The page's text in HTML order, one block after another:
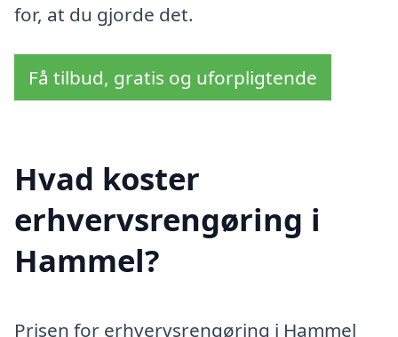
for, at du gjorde det.
Få tilbud, gratis og uforpligtende
Hvad koster
erhvervsrengøring i
Hammel?
Prisen for erhvervsrengøring i Hammel